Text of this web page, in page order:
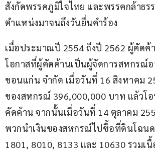
สังกัดพรรคภูมิใจไทย และพรรคกล้าธร
ตำแหน่งมาจนถึงวันยื่นคำร้อง
เมื่อประมาณปี 2554 ถึงปี 2562 ผู้คัดค้
โอกาสที่ผู้คัดค้านเป็นผู้จัดการสหกรณ์
ขอนแก่น จำกัด เมื่อวันที่ 16 สิงหาคม
ของสหกรณ์ 396,000,000 บาท แล้วโ
คัดค้าน จากนั้นเมื่อวันที่ 14 ตุลาคม
พวกนำเงินของสหกรณ์ไปซื้อที่ดินโฉน
1801, 8010, 8133 และ 10630 รวมเนื้